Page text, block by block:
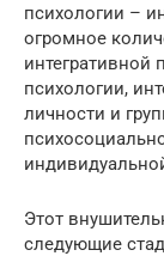
психологии –
огромное
интегративной
психологии,
личности и
Этот
следующие